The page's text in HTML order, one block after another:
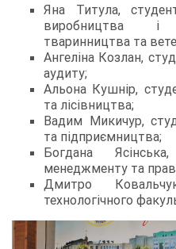
Яна Титула,
виробництва і
тваринництва та
Ангеліна Козлан,
аудиту;
Альона Кушнір,
та лісівництва;
Вадим Микичур,
та підприємництва;
Богдана
менеджменту та
Дмитро
технологічного